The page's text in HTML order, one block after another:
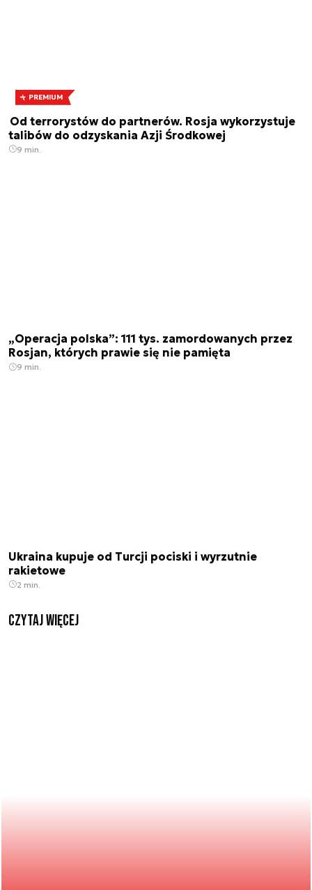
PREMIUM
Od terrorystów do partnerów. Rosja wykorzystuje
talibów do odzyskania Azji Środkowej
9 min.
„Operacja polska”: 111 tys. zamordowanych przez
Rosjan, których prawie się nie pamięta
9 min.
Ukraina kupuje od Turcji pociski i wyrzutnie
rakietowe
2 min.
czytaj więcej